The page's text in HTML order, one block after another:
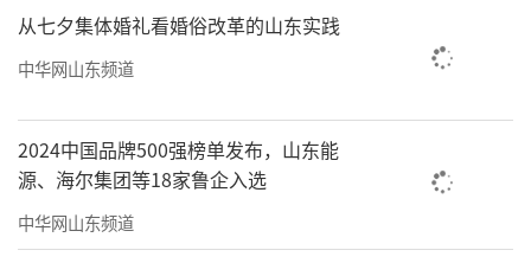
从七夕集体婚礼看婚俗改革的山东实践
中华网山东频道
2024中国品牌500强榜单发布，山东能
源、海尔集团等18家鲁企入选
中华网山东频道